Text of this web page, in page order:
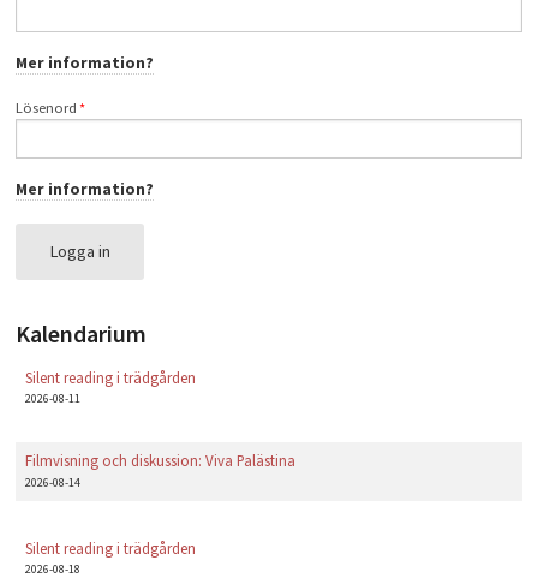
FÖRENINGAR
PLAY
Mer information?
Lösenord*
Mer information?
Logga in
Kalendarium
Silent reading i trädgården
2026-08-11
Filmvisning och diskussion: Viva Palästina
2026-08-14
Silent reading i trädgården
2026-08-18